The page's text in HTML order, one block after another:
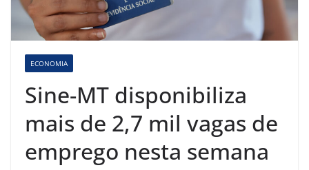
ECONOMIA
Sine-MT disponibiliza
mais de 2,7 mil vagas de
emprego nesta semana